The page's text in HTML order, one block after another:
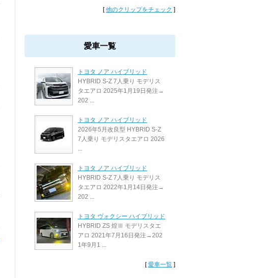
[他のクリップをチェック ]
愛車一覧
トヨタ ノア ハイブリッド
HYBRID S-Z 7人乗り モデリス
タエアロ 2025年1月19日発注→
202 ...
トヨタ ノア ハイブリッド
2026年5月改良型 HYBRID S-Z
7人乗り モデリスタエアロ 2026
...
トヨタ ノア ハイブリッド
HYBRID S-Z 7人乗り モデリス
タエアロ 2022年1月14日発注→
202 ...
トヨタ ヴォクシー ハイブリッド
HYBRID ZS 煌Ⅲ モデリスタエ
アロ 2021年7月16日発注→202
1年9月1 ...
[愛車一覧 ]